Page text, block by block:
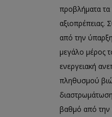
προβλήματα τα
από την
μεγάλο μέρος
ενεργειακή
πληθυσμού
βαθμό από την